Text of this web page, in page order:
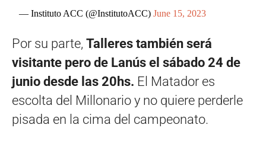
— Instituto ACC (@InstitutoACC)June 15, 2023
Por su parte, Talleres también será
visitante pero de Lanús el sábado 24 de
junio desde las 20hs. El Matador es
escolta del Millonario y no quiere perderle
pisada en la cima del campeonato.